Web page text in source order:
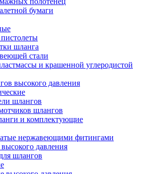
бумаги
шланга
стали
и крашенной углеродистой
высокого давления
шлангов
шлангов
и комплектующие
нержавеющими фитингами
давления
шлангов